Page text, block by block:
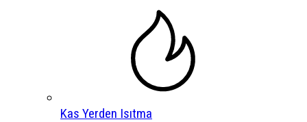
Kas Yerden Isıtma